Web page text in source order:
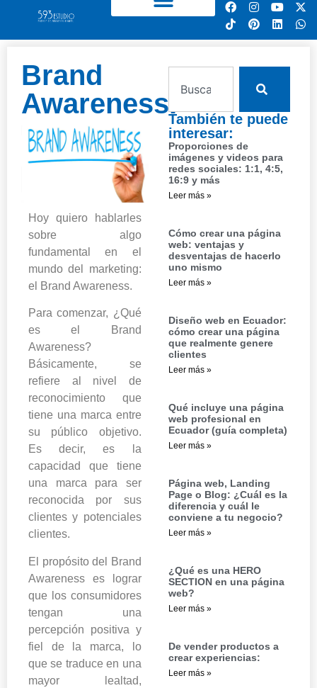
Brand
Awareness.
Hoy quiero hablarles
sobre algo
fundamental en el
mundo del marketing:
el Brand Awareness.
Para comenzar, ¿Qué
es el Brand
Awareness?
Básicamente, se
refiere al nivel de
reconocimiento que
tiene una marca entre
su público objetivo.
Es decir, es la
capacidad que tiene
una marca para ser
reconocida por sus
clientes y potenciales
clientes.
El propósito del Brand
Awareness es lograr
que los consumidores
tengan una
percepción positiva y
fiel de la marca, lo
que se traduce en una
mayor lealtad,
También te puede
interesar:
Proporciones de
imágenes y videos para
redes sociales: 1:1, 4:5,
16:9 y más
Leer más »
Cómo crear una página
web: ventajas y
desventajas de hacerlo
uno mismo
Leer más »
Diseño web en Ecuador:
cómo crear una página
que realmente genere
clientes
Leer más »
Qué incluye una página
web profesional en
Ecuador (guía completa)
Leer más »
Página web, Landing
Page o Blog: ¿Cuál es la
diferencia y cuál le
conviene a tu negocio?
Leer más »
¿Qué es una HERO
SECTION en una página
web?
Leer más »
De vender productos a
crear experiencias:
Leer más »